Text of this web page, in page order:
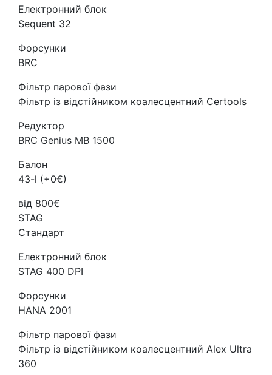
Електронний блок
Sequent 32
Форсунки
BRC
Фільтр парової фази
Фільтр із відстійником коалесцентний Certools
Редуктор
BRC Genius MB 1500
Балон
43-l (+0€)
від 800€
STAG
Стандарт
Електронний блок
STAG 400 DPI
Форсунки
HANA 2001
Фільтр парової фази
Фільтр із відстійником коалесцентний Alex Ultra
360